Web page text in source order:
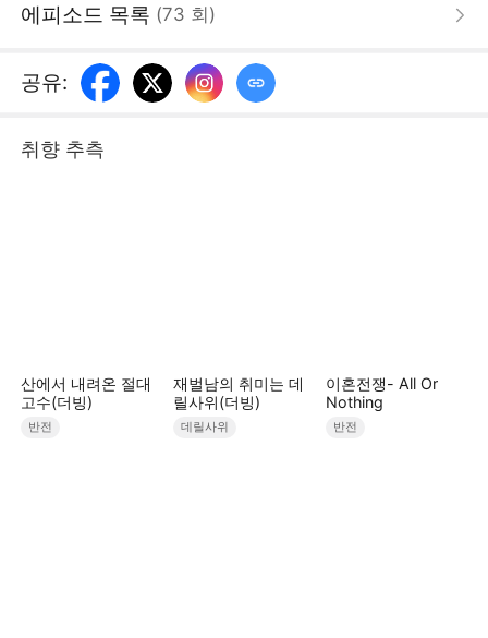
집으로 돌아와 가족들의 무관심과 편애를 느끼게 된다.
이고 해외로 떠나자는 제안을 한다. 그 조건은 바로 지
난 3년의 인연을 모두 끊어내는 것. 하지만 그가 홀로
보냈다는 사실을 알게 되자 단념하고 유원양의 제안을
에피소드 목록 (73 회 )
공유:
취향 추측
산에서 내려온 절대
고수(더빙)
반전
재벌남의 취미는 데
릴사위(더빙)
데릴사위
이혼전쟁- All Or
Nothing
반전